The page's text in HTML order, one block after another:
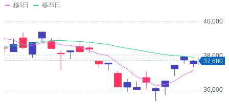
36,000
38,000
40,000
37,680
移5日 移25日